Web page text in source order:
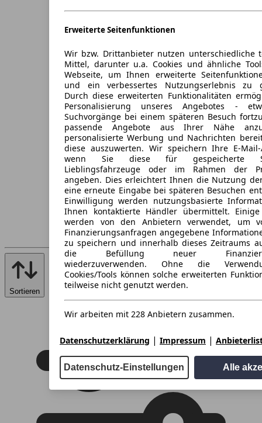
Sortieren
Erweiterte Seitenfunktionen
Wir bzw. Drittanbieter nutzen unterschiedliche
Mittel, darunter u.a. Cookies und ähnliche
Webseite, um Ihnen erweiterte
und ein verbessertes Nutzungserlebnis zu
Durch diese erweiterten Funktionalitäten
Personalisierung unseres Angebotes -
Suchvorgänge bei einem späteren Besuch
passende Angebote aus Ihrer Nähe
personalisierte Werbung und Nachrichten
diese auszuwerten. Wir speichern Ihre E-Mail-
wenn Sie diese für gespeicherte
Lieblingsfahrzeuge oder im Rahmen der
angeben. Dies erleichtert Ihnen die Nutzung
eine erneute Eingabe bei späteren Besuchen
Einwilligung werden nutzungsbasierte
Ihnen kontaktierte Händler übermittelt. Einige
werden von den Anbietern verwendet, um
Finanzierungsanfragen angegebene
zu speichern und innerhalb dieses Zeitraums
die Befüllung neuer
wiederzuverwenden. Ohne die
Cookies/Tools können solche erweiterten
teilweise nicht genutzt werden.
Wir arbeiten mit 228 Anbietern zusammen.
Datenschutzerklärung | Impressum |
Datenschutz-Einstellungen Alle